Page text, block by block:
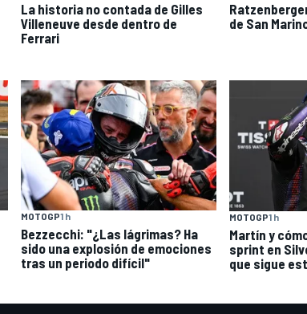
La historia no contada de Gilles
Villeneuve desde dentro de
Ferrari
de San
MOTOGP1 h
Bezzecchi: "¿Las lágrimas? Ha
sido una explosión de emociones
tras un periodo difícil"
MOTOGP1 h
Martín y
sprint en
que sigue